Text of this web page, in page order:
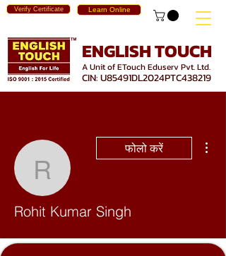
Learn Online
Verify Certificate
ENGLISH TOUCH
A Unit of ETouch Eduserv Pvt. Ltd.
CIN: U85491DL2024PTC438219
Rohit Kumar
फोलो करें
Rohit Kumar Singh